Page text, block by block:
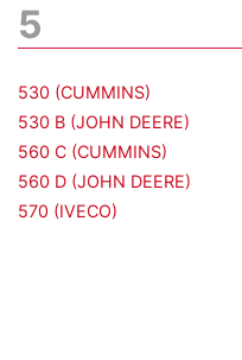
5
530 (CUMMINS)
530 B (JOHN DEERE)
560 C (CUMMINS)
560 D (JOHN DEERE)
570 (IVECO)